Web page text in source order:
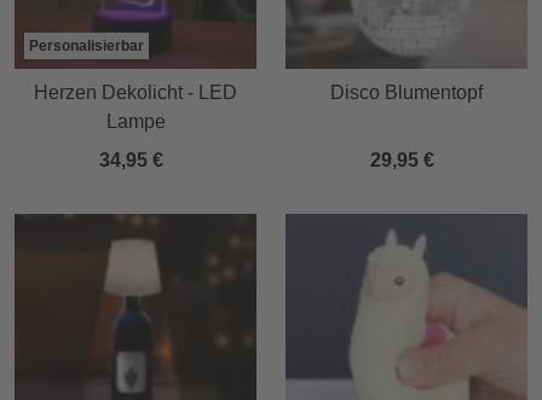
Personalisierbar
Herzen Dekolicht - LED
Lampe
34,95 €
Disco Blumentopf
29,95 €